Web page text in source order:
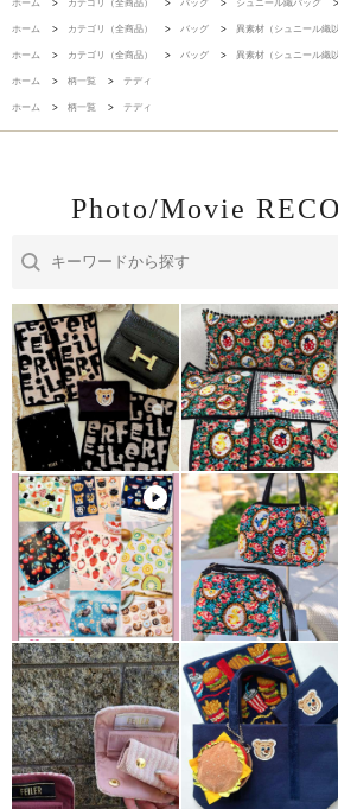
ホーム > カテゴリ（全商品） > バッグ > シュニール織バッグ >
ホーム > カテゴリ（全商品） > バッグ > 異素材（シュニール織
ホーム > カテゴリ（全商品） > バッグ > 異素材（シュニール織
ホーム > 柄一覧 > テディ
ホーム > 柄一覧 > テディ
Photo/Movie